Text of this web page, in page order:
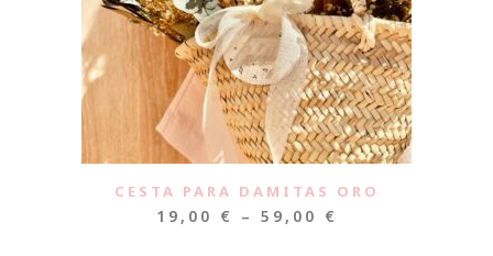
CESTA PARA DAMITAS ORO
19,00 € – 59,00 €